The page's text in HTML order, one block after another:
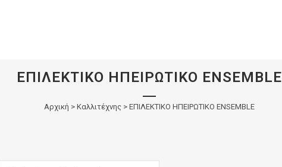
ΕΠΙΛΕΚΤΙΚΟ ΗΠΕΙΡΩΤΙΚΟ ENSEMBLE
Αρχική > Καλλιτέχνης > ΕΠΙΛΕΚΤΙΚΟ ΗΠΕΙΡΩΤΙΚΟ ENSEMBLE